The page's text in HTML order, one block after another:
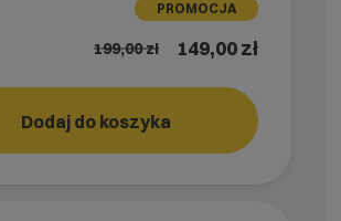
PROMOCJA
199,00zł 149,00 zł
Dodaj do koszyka RUN!